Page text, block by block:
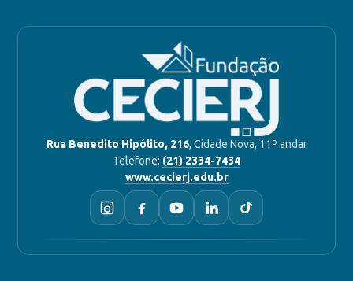
Rua Benedito Hipólito, 216, Cidade Nova, 11º andar
Telefone: (21) 2334-7434
www.cecierj.edu.br